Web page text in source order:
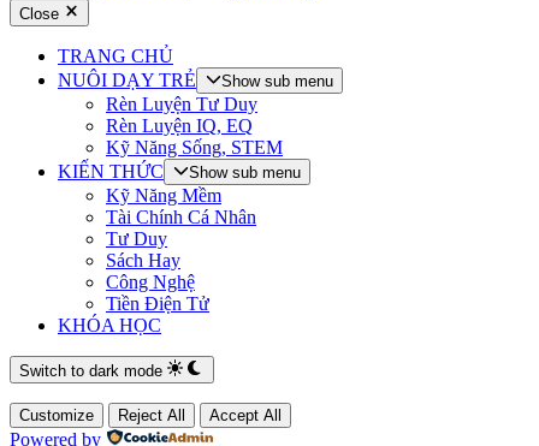
Close
TRANG CHỦ
NUÔI DẠY TRẺ
Show sub menu
Rèn Luyện Tư Duy
Rèn Luyện IQ, EQ
Kỹ Năng Sống, STEM
KIẾN THỨC
Show sub menu
Kỹ Năng Mềm
Tài Chính Cá Nhân
Tư Duy
Sách Hay
Công Nghệ
Tiền Điện Tử
KHÓA HỌC
Switch to dark mode
Customize Reject All Accept All
Powered by